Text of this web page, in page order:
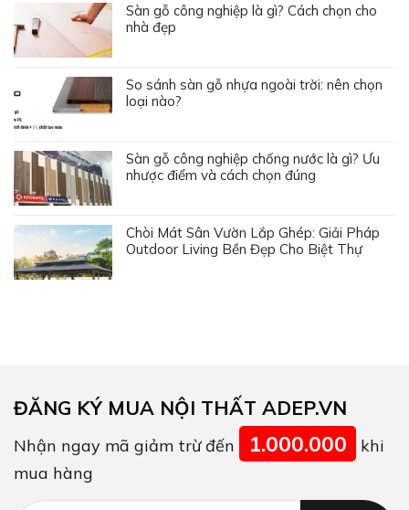
Sàn gỗ công nghiệp là gì? Cách chọn cho
nhà đẹp
So sánh sàn gỗ nhựa ngoài trời: nên chọn
loại nào?
Sàn gỗ công nghiệp chống nước là gì? Ưu
nhược điểm và cách chọn đúng
Chòi Mát Sân Vườn Lắp Ghép: Giải Pháp
Outdoor Living Bền Đẹp Cho Biệt Thự
ĐĂNG KÝ MUA NỘI THẤT ADEP.VN
Nhận ngay mã giảm trừ đến 1.000.000
khi
mua hàng